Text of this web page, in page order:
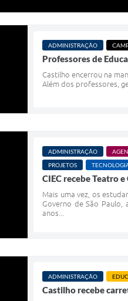
ADMINISTRAÇÃO
Professores de
Castilho encerrou na
Além dos professores,
ADMINISTRAÇÃO
PROJETOS
CIEC recebe Teatro
Mais uma vez, os
Governo de São Paulo,
anos...
ADMINISTRAÇÃO
Castilho recebe